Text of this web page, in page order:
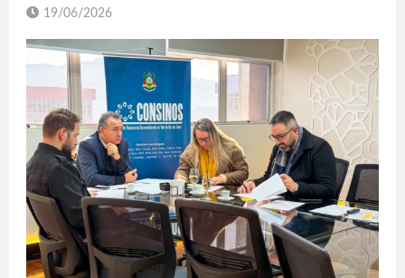
19/06/2026